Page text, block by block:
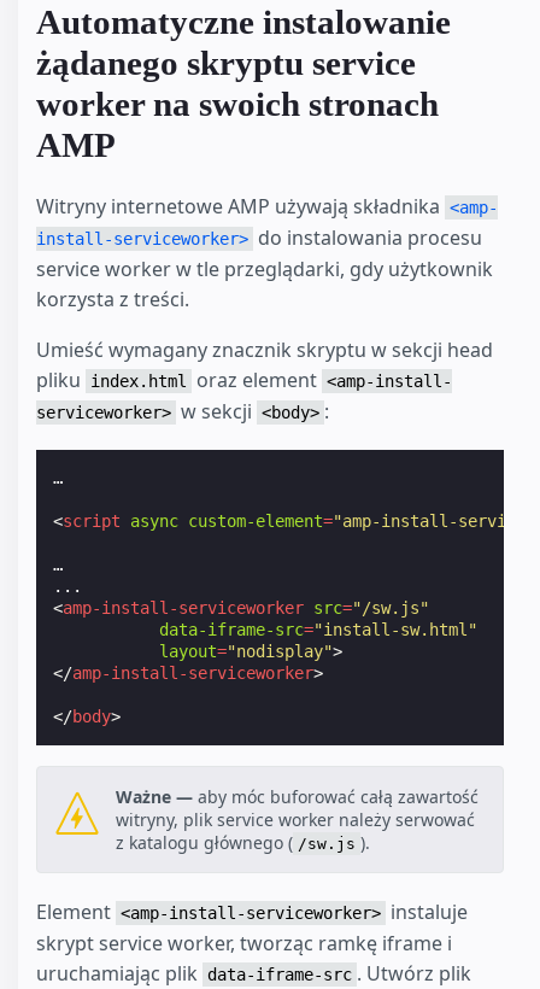
Automatyczne instalowanie
żądanego skryptu service
worker na swoich stronach
AMP
Witryny internetowe AMP używają składnika <amp-
install-serviceworker> do instalowania procesu
service worker w tle przeglądarki, gdy użytkownik
korzysta z treści.
Umieść wymagany znacznik skryptu w sekcji head
pliku
index.html oraz element <amp-install-
serviceworker> w sekcji <body> :
…
<script async custom-element="amp-install-
…
<amp-install-serviceworker src="/sw.js"
data-iframe-src="install-sw.html"
layout="nodisplay">
</amp-install-serviceworker>
</body>
Ważne — aby móc buforować całą zawartość
witryny, plik service worker należy serwować
z katalogu głównego ( /sw.js ).
Element <amp-install-serviceworker> instaluje
skrypt service worker, tworząc ramkę iframe i
uruchamiając plik
data-iframe-src . Utwórz plik